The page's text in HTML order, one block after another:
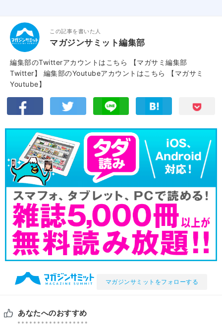
この記事を書いた人
マガジンサミット編集部
編集部のTwitterアカウントはこちら
【マガサミ編集部
Twitter】
編集部のYoutubeアカウントはこちら
【マガサミ
Youtube】
マガジンサミットをフォローする
あなたへのおすすめ